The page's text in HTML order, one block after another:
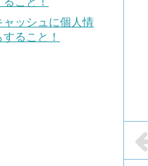
ャッシュに個人情
ること！